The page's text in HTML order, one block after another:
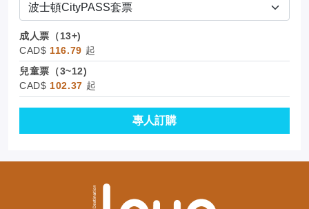
成人票（13+)
CAD$ 116.79 起
兒童票（3~12)
CAD$ 102.37 起
專人訂購